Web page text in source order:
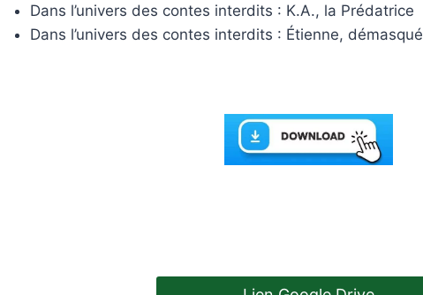
Dans l’univers des contes interdits : K.A., la Prédatrice
Dans l’univers des contes interdits : Étienne, démasqué